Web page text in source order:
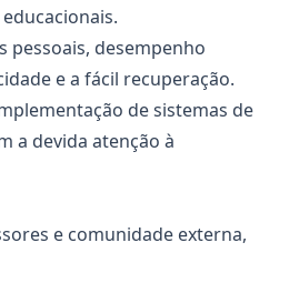
pessoais, desempenho
e a fácil recuperação.
de sistemas de
a devida atenção à
e comunidade externa,